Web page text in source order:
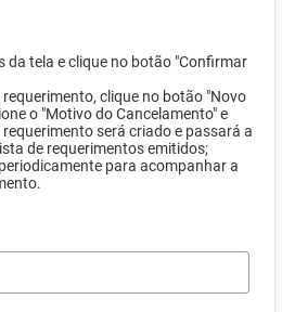
da tela e clique no botão "Confirmar
clique no botão "Novo
o "Motivo do Cancelamento" e
requerimento será criado e passará a
de requerimentos emitidos;
para acompanhar a